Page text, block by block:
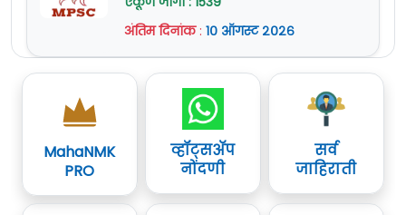
अंतिम दिनांक: १० ऑगस्ट २०२६
MahaNMK
PRO
व्हॉट्सॲप
नोंदणी
सर्व
जाहिराती